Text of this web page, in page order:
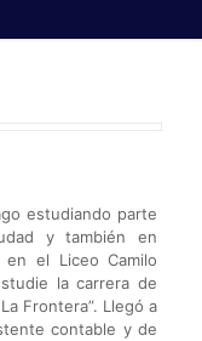
estudiando parte
y también en
en el Liceo Camilo
la carrera de
Frontera”. Llegó a
contable y de